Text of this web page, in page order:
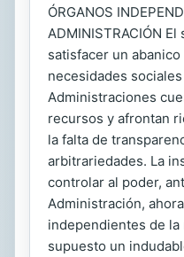
ÓRGANOS
ADMINISTRACIÓN
satisfacer un
necesidades
Administraciones
recursos y afrontan
la falta de
arbitrariedades. La
controlar al poder,
Administración,
independientes de la
supuesto un